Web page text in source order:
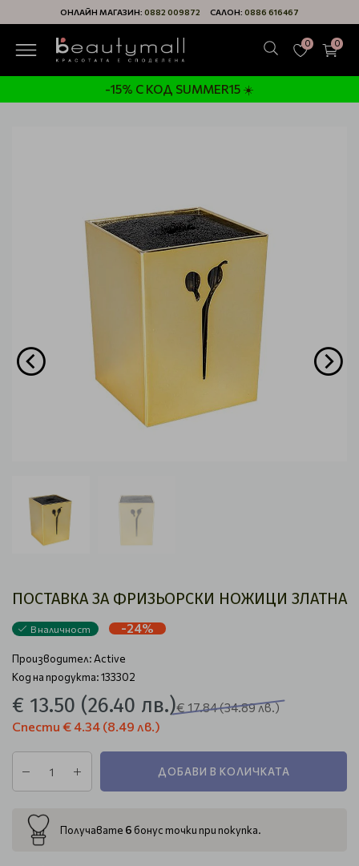
ОНЛАЙН МАГАЗИН: 0882 009872 САЛОН: 0886 616467
0 0
-15% С КОД SUMMER15 ☀️
ПОСТАВКА ЗА ФРИЗЬОРСКИ НОЖИЦИ ЗЛАТНА
В наличност -24%
Производител: Active
Код на продукта: 133302
€ 13.50 (26.40 лв.)€ 17.84(34.89 лв.)
Спести € 4.34 (8.49 лв.)
ДОБАВИ В КОЛИЧКАТА
Получавате 6 бонус точки при покупка.